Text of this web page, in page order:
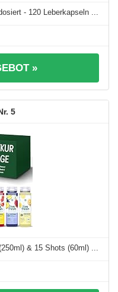
- 120 Leberkapseln ...
»
5
& 15 Shots (60ml) ...